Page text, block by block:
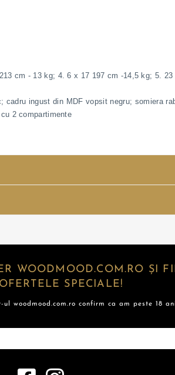
cm - 13 kg; 4. 6 x 17 197 cm -14,5 kg; 5.
ingust din MDF vopsit negru; somiera
2 compartimente
WOODMOOD.COM.RO ȘI
SPECIALE!
woodmood.com.ro confirm ca am peste 18